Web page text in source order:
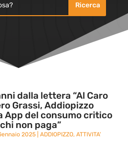
dalla lettera “Al Caro
Grassi, Addiopizzo
App del consumo critico
non paga”
2025 |ADDIOPIZZO,ATTIVITA'